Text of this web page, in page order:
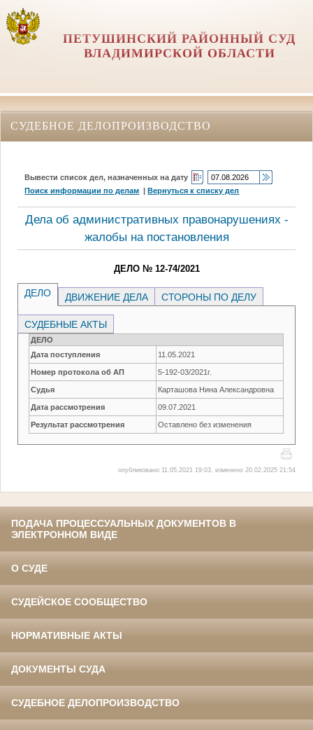
ПЕТУШИНСКИЙ РАЙОННЫЙ СУД
ВЛАДИМИРСКОЙ ОБЛАСТИ
СУДЕБНОЕ ДЕЛОПРОИЗВОДСТВО
Вывести список дел, назначенных на дату
Поиск информации по делам |Вернуться к списку дел
Дела об административных правонарушениях -
жалобы на постановления
ДЕЛО № 12-74/2021
ДЕЛО ДВИЖЕНИЕ ДЕЛА СТОРОНЫ ПО ДЕЛУ
СУДЕБНЫЕ АКТЫ
ДЕЛО
Дата поступления
11.05.2021
Номер протокола об АП 5-192-03/2021г.
Судья Карташова Нина Александровна
Дата рассмотрения 09.07.2021
Результат рассмотрения Оставлено без изменения
опубликовано 11.05.2021 19:03, изменено 20.02.2025 21:54
ПОДАЧА ПРОЦЕССУАЛЬНЫХ ДОКУМЕНТОВ В
ЭЛЕКТРОННОМ ВИДЕ
О СУДЕ
СУДЕЙСКОЕ СООБЩЕСТВО
НОРМАТИВНЫЕ АКТЫ
ДОКУМЕНТЫ СУДА
СУДЕБНОЕ ДЕЛОПРОИЗВОДСТВО